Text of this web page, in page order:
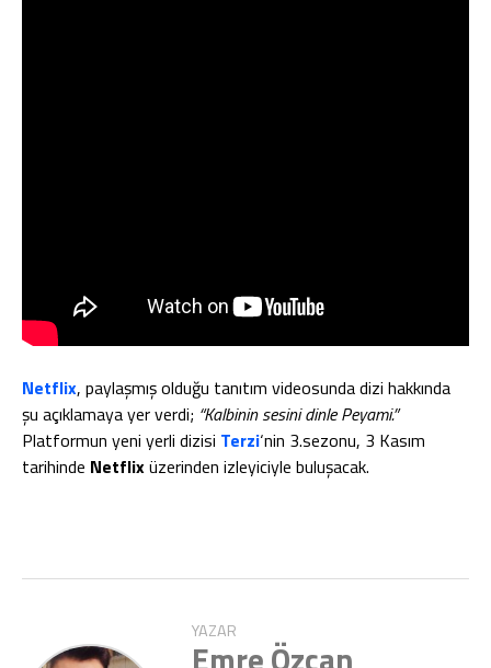
Netflix, paylaşmış olduğu tanıtım videosunda dizi hakkında
şu açıklamaya yer verdi; “Kalbinin sesini dinle Peyami.”
Platformun yeni yerli dizisi Terzi‘nin 3.sezonu, 3 Kasım
tarihinde Netflixüzerinden izleyiciyle buluşacak.
YAZAR